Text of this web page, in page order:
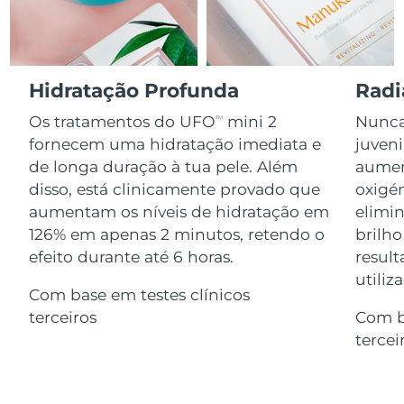
Hidratação Profunda
Os tratamentos do UFOTM
mini 2
fornecem uma hidratação imediata e
de longa duração à tua pele. Além
disso, está clinicamente provado que
aumentam os níveis de hidratação em
126% em apenas 2 minutos, retendo o
efeito durante até 6 horas.
Com base em testes clínicos
terceiros
brilho
Com
Advanced pore care essentials
Serum
For healthy hair
issa™ Teeth Whitening Gel
18% PAP
Cosméticos Homens
FOREO APP
Entrega prevista 11/08/2026
Itália Entrega prevista 07/08/2026
Japão Entrega prevista 10/08/2026
Jersey Entrega prevista 12/08/2026
Cazaquistão Entrega prevista09/08/2026
Kuwait Entrega prevista 07/08/2026
Letônia Entrega prevista
08/08/2026